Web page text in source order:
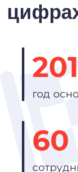
год
60